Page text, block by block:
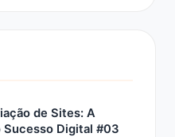
de Sites: A
Sucesso Digital #03